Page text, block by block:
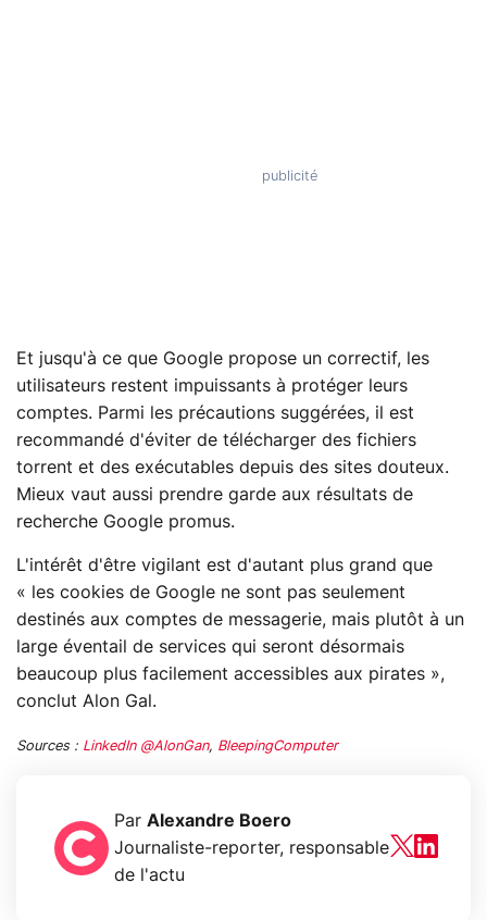
Et jusqu'à ce que Google propose un correctif, les
utilisateurs restent impuissants à protéger leurs
comptes. Parmi les précautions suggérées, il est
recommandé d'éviter de télécharger des fichiers
torrent et des exécutables depuis des sites douteux.
Mieux vaut aussi prendre garde aux résultats de
recherche Google promus.
L'intérêt d'être vigilant est d'autant plus grand que
« les cookies de Google ne sont pas seulement
destinés aux comptes de messagerie, mais plutôt à un
large éventail de services qui seront désormais
beaucoup plus facilement accessibles aux pirates »,
conclut Alon Gal.
Sources : LinkedIn @AlonGan, BleepingComputer
Par Alexandre Boero
Journaliste-reporter, responsable
de l'actu